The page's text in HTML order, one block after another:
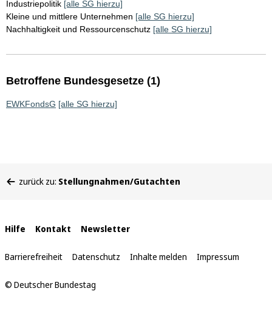
Industriepolitik [alle SG hierzu]
Kleine und mittlere Unternehmen [alle SG hierzu]
Nachhaltigkeit und Ressourcenschutz [alle SG hierzu]
Betroffene Bundesgesetze (1)
EWKFondsG [alle SG hierzu]
befinden
zurück zu: Stellungnahmen/Gutachten
Interne
Links
Hilfe Kontakt Newsletter
Barrierefreiheit Datenschutz Inhalte melden Impressum
© Deutscher Bundestag